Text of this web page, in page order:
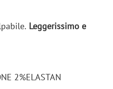
Leggerissimo e
2%ELASTAN